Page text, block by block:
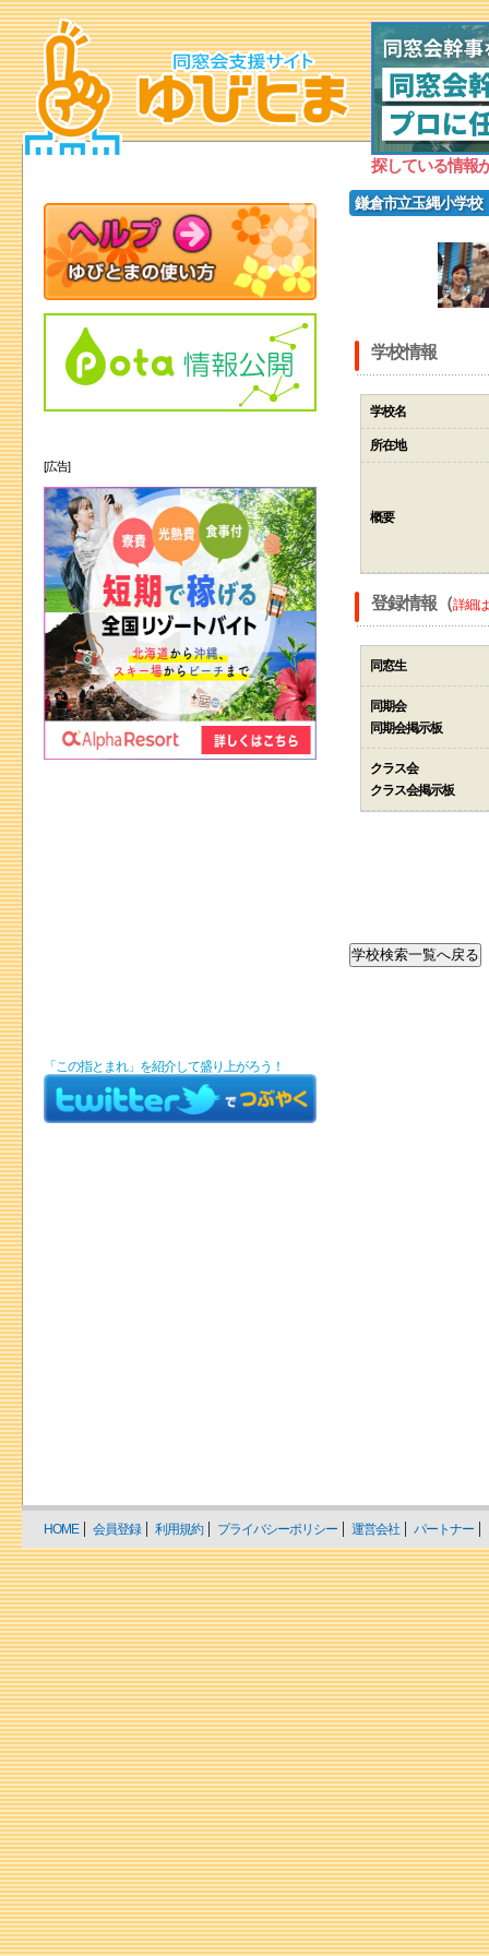
探している情報
鎌倉市立玉縄小学校
学校情報
学校名
所在地
概要
登録情報（詳細
同窓生
同期会
同期会掲示板
クラス会
クラス会掲示板
[広告]
「この指とまれ」を紹介して盛り上がろう！
HOME 会員登録 利用規約 プライバシーポリシー 運営会社 パートナー